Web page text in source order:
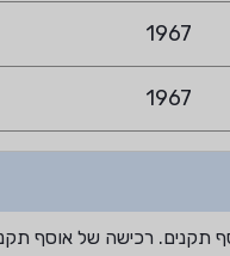
1967
1967
תקנים. רכישה של אוסף